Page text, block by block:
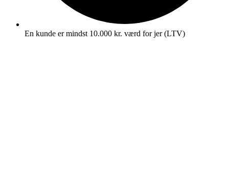
En kunde er mindst 10.000 kr. værd for jer (LTV)